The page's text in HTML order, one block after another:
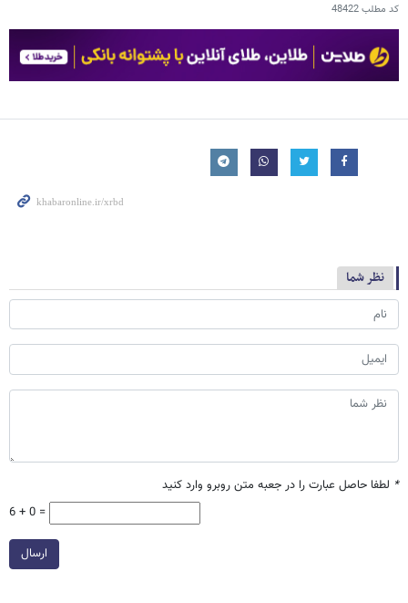
کد مطلب48422
نظر شما
* لطفا حاصل عبارت را در جعبه متن روبرو وارد کنید
6 + 0 =
ارسال